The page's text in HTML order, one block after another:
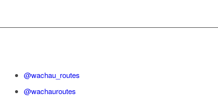
@wachau_routes
@wachauroutes